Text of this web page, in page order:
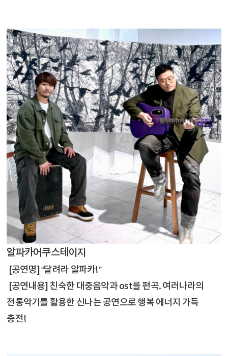
알파카어쿠스테이지
[공연명] “달려라 알파카!”
[공연내용] 친숙한 대중음악과 ost를 편곡. 여러나라의
전통악기를 활용한 신나는 공연으로 행복 에너지 가득
충전!